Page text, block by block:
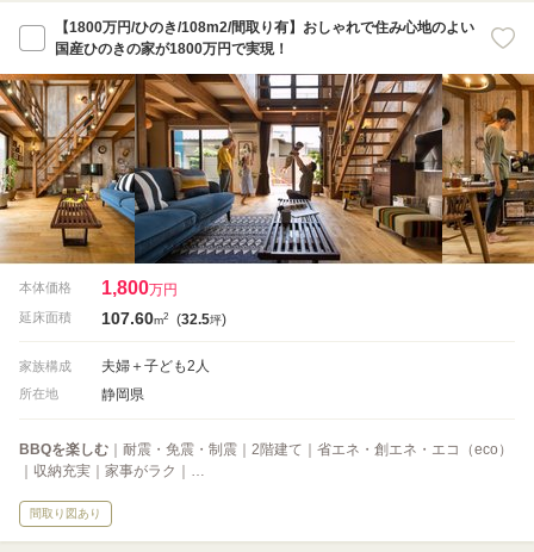
【1800万円/ひのき/108m2/間取り有】おしゃれで住み心地のよい
国産ひのきの家が1800万円で実現！
本体価格 1,800万円
延床面積 107.60m2 (32.5坪)
家族構成 夫婦＋子ども2人
所在地 静岡県
BBQを楽しむ ｜耐震・免震・制震｜2階建て｜省エネ・創エネ・エコ（eco）
｜収納充実｜家事がラク｜…
間取り図あり